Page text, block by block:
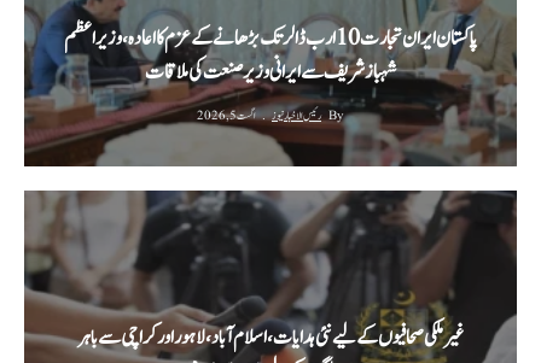
پاکستان ایران تجارت 10 ارب ڈالر تک بڑھانے کے عزم کا اعادہ، وزیراعظم
شہباز شریف سے ایرانی وزیر صنعت کی ملاقات
By رئیس الاخبار نیوز اگست 5, 2026
غیر ملکی صحافیوں کے لیے نئی ہدایات، اسلام آباد، لاہور اور کراچی سے باہر